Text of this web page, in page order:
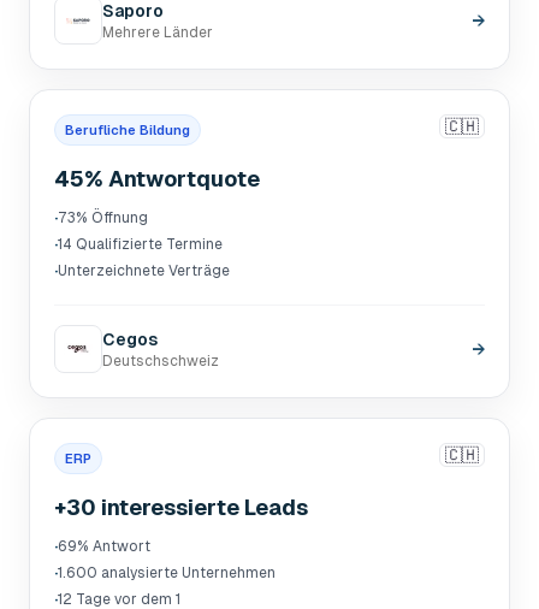
Saporo
Mehrere Länder
→
Berufliche Bildung 🇨🇭
45% Antwortquote
·73% Öffnung
·14 Qualifizierte Termine
·Unterzeichnete Verträge
Cegos
Deutschschweiz
→
ERP 🇨🇭
+30 interessierte Leads
·69% Antwort
·1.600 analysierte Unternehmen
·12 Tage vor dem 1